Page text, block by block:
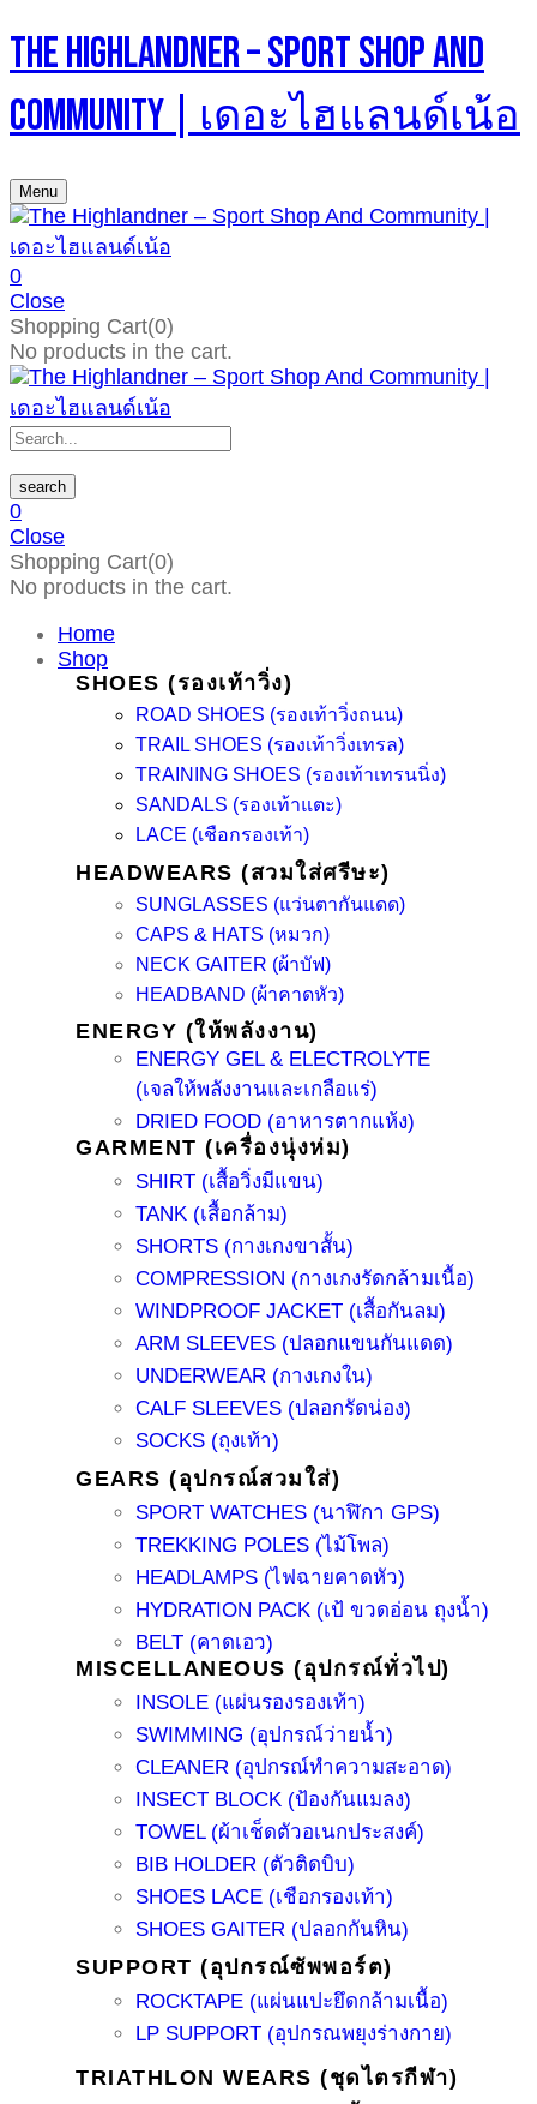
The Highlandner – Sport Shop And
Community | เดอะไฮแลนด์เน้อ
Menu
0
Close
Shopping Cart(0)
No products in the cart.
search
0
Close
Shopping Cart(0)
No products in the cart.
Home
Shop
SHOES (รองเท้าวิ่ง)
ROAD SHOES (รองเท้าวิ่งถนน)
TRAIL SHOES (รองเท้าวิ่งเทรล)
TRAINING SHOES (รองเท้าเทรนนิ่ง)
SANDALS (รองเท้าแตะ)
LACE (เชือกรองเท้า)
HEADWEARS (สวมใส่ศรีษะ)
SUNGLASSES (แว่นตากันแดด)
CAPS & HATS (หมวก)
NECK GAITER (ผ้าบัฟ)
HEADBAND (ผ้าคาดหัว)
ENERGY (ให้พลังงาน)
ENERGY GEL & ELECTROLYTE
(เจลให้พลังงานและเกลือแร่)
DRIED FOOD (อาหารตากแห้ง)
GARMENT (เครื่องนุ่งห่ม)
SHIRT (เสื้อวิ่งมีแขน)
TANK (เสื้อกล้าม)
SHORTS (กางเกงขาสั้น)
COMPRESSION (กางเกงรัดกล้ามเนื้อ)
WINDPROOF JACKET (เสื้อกันลม)
ARM SLEEVES (ปลอกแขนกันแดด)
UNDERWEAR (กางเกงใน)
CALF SLEEVES (ปลอกรัดน่อง)
SOCKS (ถุงเท้า)
GEARS (อุปกรณ์สวมใส่)
SPORT WATCHES (นาฬิกา GPS)
TREKKING POLES (ไม้โพล)
HEADLAMPS (ไฟฉายคาดหัว)
HYDRATION PACK (เป้ ขวดอ่อน ถุงน้ำ)
BELT (คาดเอว)
MISCELLANEOUS (อุปกรณ์ทั่วไป)
INSOLE (แผ่นรองรองเท้า)
SWIMMING (อุปกรณ์ว่ายน้ำ)
CLEANER (อุปกรณ์ทำความสะอาด)
INSECT BLOCK (ป้องกันแมลง)
TOWEL (ผ้าเช็ดตัวอเนกประสงค์)
BIB HOLDER (ตัวติดบิบ)
SHOES LACE (เชือกรองเท้า)
SHOES GAITER (ปลอกกันหิน)
SUPPORT (อุปกรณ์ซัพพอร์ต)
ROCKTAPE (แผ่นแปะยึดกล้ามเนื้อ)
LP SUPPORT (อุปกรณพยุงร่างกาย)
TRIATHLON WEARS (ชุดไตรกีฬา)